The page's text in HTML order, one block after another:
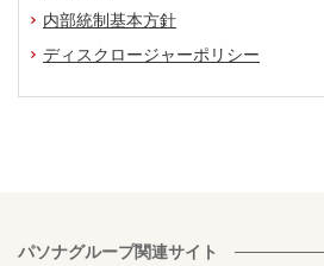
内部統制基本方針
ディスクロージャーポリシー
パソナグループ関連サイト